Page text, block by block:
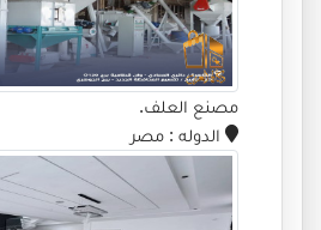
مصنع العلف.
الدوله : مصر